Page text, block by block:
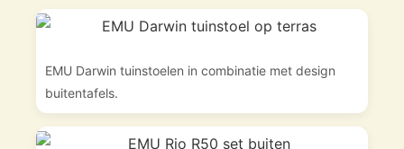
EMU Darwin tuinstoelen in combinatie met design
buitentafels.